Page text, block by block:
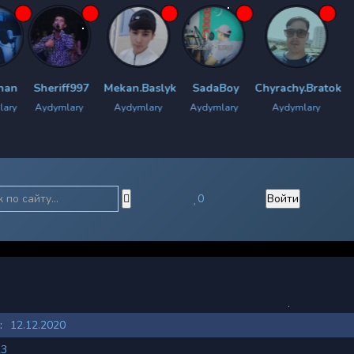
Mekan.Baslyk
Aydymlary
SadaBoy
Aydymlary
Chyrachy.Bratok
Aydymlary
S.Rap.Dade
Aydymlary
0 Войти
12.12.2020